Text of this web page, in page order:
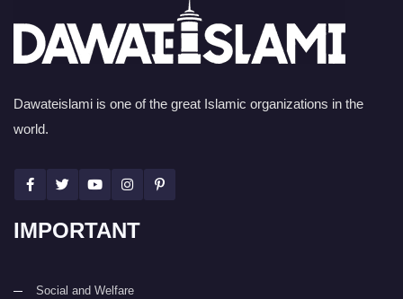
Dawateislami is one of the great Islamic organizations in the
world.
IMPORTANT
Social and Welfare